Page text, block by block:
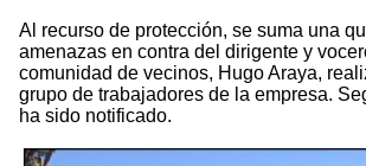
Al recurso de protección, se suma una
amenazas en contra del dirigente y
comunidad de vecinos, Hugo Araya,
grupo de trabajadores de la empresa.
ha sido notificado.